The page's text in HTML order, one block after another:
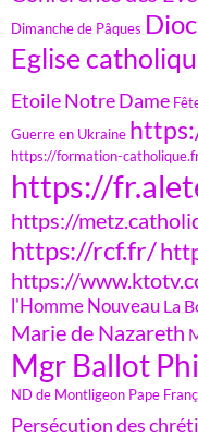
Dimanche de Pâques
Eglise
Etoile Notre Dame
Guerre en Ukraine
https://formation-
https://
https://
https://rcf.fr/
https://
l'Homme Nouveau La
Marie de Nazareth
Mgr Ballot
ND de Montligeon Pape
Persécution des